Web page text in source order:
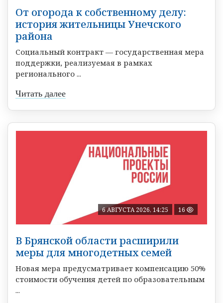
От огорода к собственному делу:
история жительницы Унечского
района
Социальный контракт — государственная мера
поддержки, реализуемая в рамках
регионального ...
Читать далее
6 АВГУСТА 2026, 14:25 16
В Брянской области расширили
меры для многодетных семей
Новая мера предусматривает компенсацию 50%
стоимости обучения детей по образовательным
...